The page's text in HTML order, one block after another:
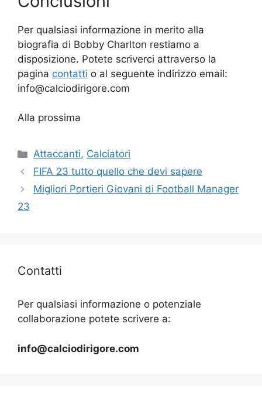
Per qualsiasi informazione in merito alla
biografia di Bobby Charlton restiamo a
disposizione. Potete scriverci attraverso la
pagina contatti o al seguente indirizzo email:
info@calciodirigore.com
Alla prossima
Categorie
Attaccanti, Calciatori
FIFA 23 tutto quello che devi sapere
Migliori Portieri Giovani di Football Manager
23
Contatti
Per qualsiasi informazione o potenziale
collaborazione potete scrivere a:
info@calciodirigore.com